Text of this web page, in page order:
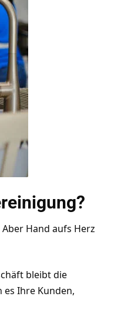
Hand aufs Herz
bleibt die
Ihre Kunden,